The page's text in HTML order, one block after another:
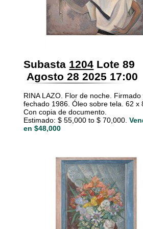
Subasta 1204 Lote 89
Agosto 28 2025 17:00
RINA LAZO. Flor de noche. Firmado
fechado 1986. Óleo sobre tela. 62 x
Con copia de documento.
Estimado: $ 55,000 to $ 70,000.
en $48,000